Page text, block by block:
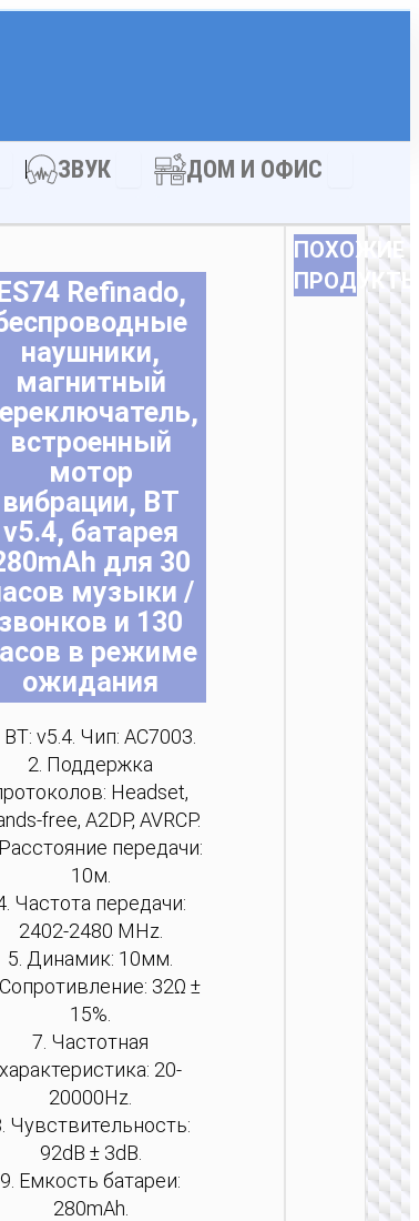
ЗАРЯДКА
ЗВУК Open ЗВУКДОМ И ОФИС
ES74 Refinado,
наушники,
магнитный
встроенный
мотор
вибрации, BT
v5.4, батарея
для 30
музыки /
звонков и 130
в режиме
ожидания
BT: v5.4. Чип: AC7003.
2. Поддержка
Headset,
free, A2DP, AVRCP.
передачи:
10м.
Частота передачи:
2402-2480 MHz.
5. Динамик: 10мм.
32Ω ±
15%.
7. Частотная
характеристика: 20-
20000Hz.
Чувствительность:
92dB ± 3dB.
9. Емкость батареи:
280mAh.
ПОХОЖИЕ
ПРОДУКТЫ
“W62